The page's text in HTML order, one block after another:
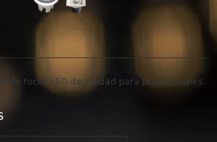
de focos LED de calidad para profesionales.